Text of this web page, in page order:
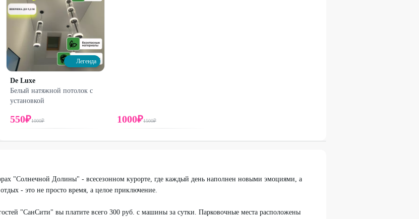
Легенда
De Luxe
Белый натяжной потолок с
установкой
550₽1000₽ 1000₽1500₽
"Солнечной Долины" - всесезонном курорте, где каждый день наполнен новыми эмоциями, а
- это не просто время, а целое приключение.
"СанСити" вы платите всего 300 руб. с машины за сутки. Парковочные места расположены